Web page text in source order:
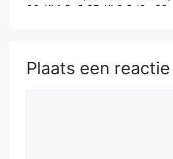
36. Kh1 Qe3 37. Kh2 Qd2+ 38.
Plaats een reactie